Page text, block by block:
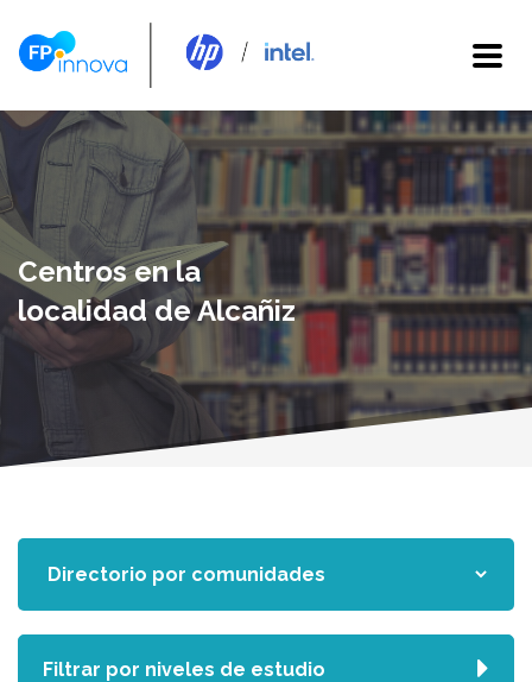
Centros en la
localidad de Alcañiz
Filtrar por niveles de estudio